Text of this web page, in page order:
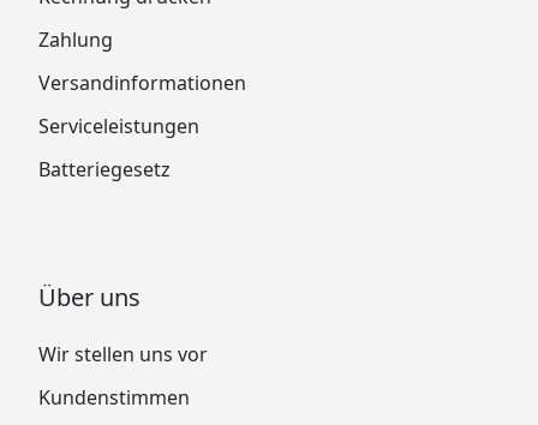
Zahlung
Versandinformationen
Serviceleistungen
Batteriegesetz
Über uns
Wir stellen uns vor
Kundenstimmen